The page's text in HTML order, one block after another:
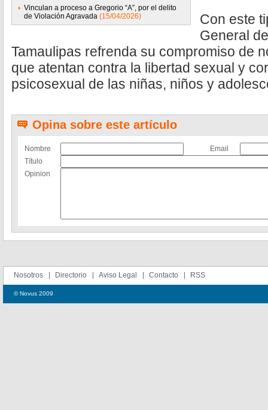
Vinculan a proceso a Gregorio “A”, por el delito
de Violación Agravada (15/04/2026)
Con este
General
Tamaulipas refrenda su compromiso de
que atentan contra la libertad sexual y
psicosexual de las niñas, niños y
Opina sobre este artículo
Nombre
Email
Título
Opinion
Nosotros Directorio Aviso Legal Contacto RSS
© Novus 2009